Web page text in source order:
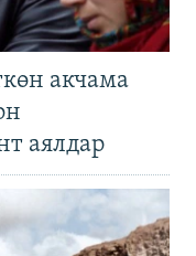
акчама
аялдар